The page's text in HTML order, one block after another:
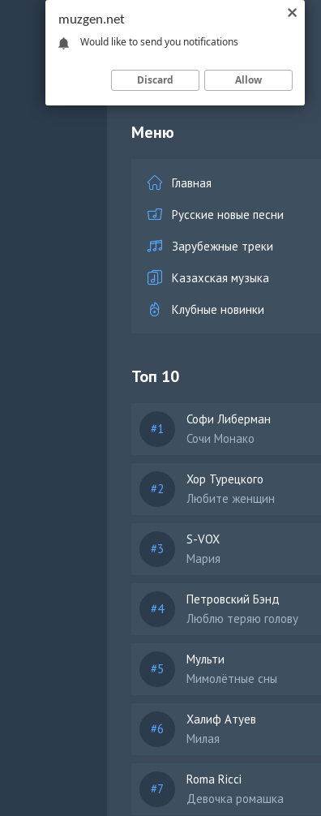
Меню
Главная
Русские новые песни
Зарубежные треки
Казахская музыка
Клубные новинки
Топ 10
Софи Либерман
Сочи Монако
Хор Турецкого
Любите женщин
S-VOX
Мария
Петровский Бэнд
Люблю теряю голову
Мульти
Мимолётные сны
Халиф Атуев
Милая
Roma Ricci
Девочка ромашка
muzgen.net
Would like to send you notifications
Discard Allow